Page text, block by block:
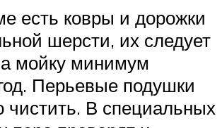
есть ковры и дорожки
шерсти, их следует
мойку минимум
Перьевые подушки
чистить. В специальных